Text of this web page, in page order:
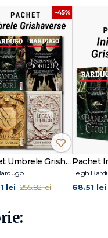
-45%
Pachet Umbrele Grishaverse
lei 255.82 lei
Leigh
68.51 lei